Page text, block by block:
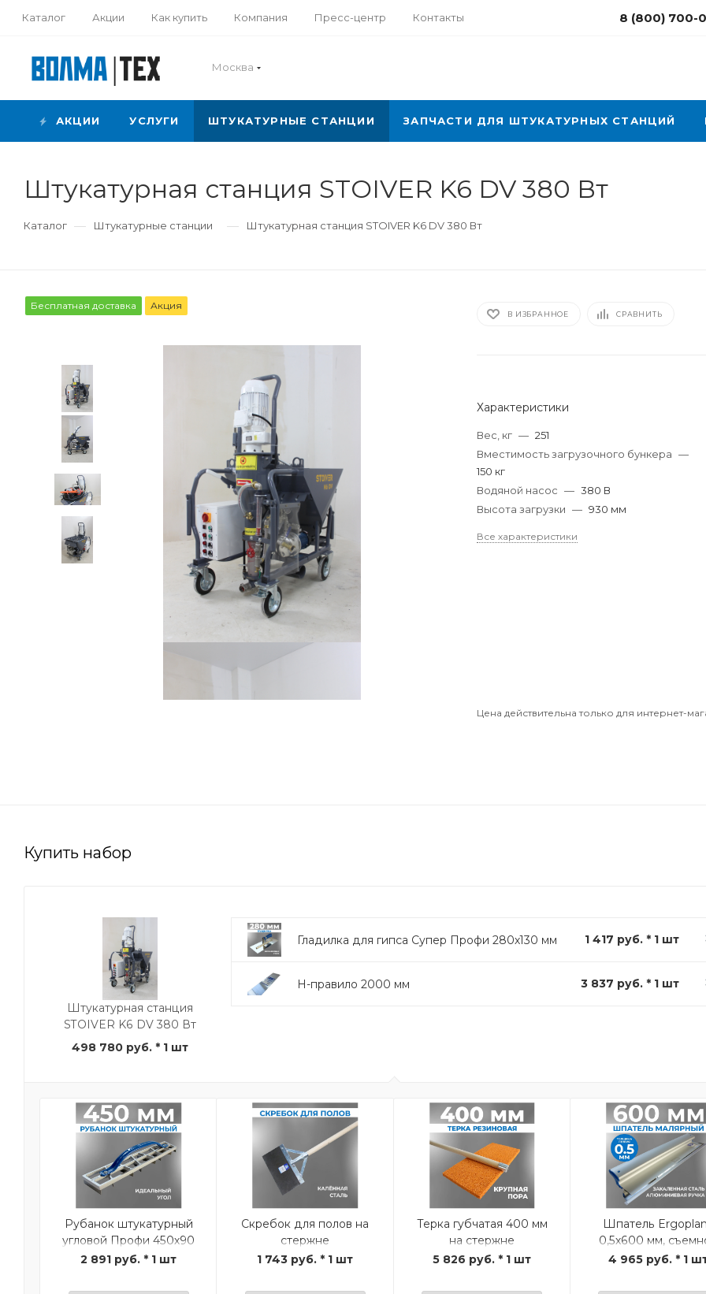
Каталог Акции Как купить Компания Пресс-центр Контакты 8 (800) 700-
Москва
АКЦИИ УСЛУГИ ШТУКАТУРНЫЕ СТАНЦИИ ЗАПЧАСТИ ДЛЯ ШТУКАТУРНЫХ СТАНЦИЙ
Штукатурная станция STOIVER K6 DV 380 Вт
Каталог — Штукатурные станции — Штукатурная станция STOIVER K6 DV 380 Вт
Бесплатная доставка Акция
В ИЗБРАННОЕ СРАВНИТЬ
Характеристики
Вес, кг — 251
Вместимость загрузочного бункера —
150 кг
Водяной насос — 380 В
Высота загрузки — 930 мм
Все характеристики
Цена действительна только для интернет-
Купить набор
Штукатурная станция
STOIVER K6 DV 380 Вт
498 780 руб. * 1 шт
Гладилка для гипса Супер Профи 280х130 мм 1 417 руб. * 1 шт
Н-правило 2000 мм 3 837 руб. * 1 шт
Рубанок штукатурный
угловой Профи 450х90
мм
2 891 руб. * 1 шт
Скребок для полов на
стержне
1 743 руб. * 1 шт
Терка губчатая 400 мм
на стержне
5 826 руб. * 1 шт
Шпатель
0,5х600 мм,
полотно
4 965 руб. * 1